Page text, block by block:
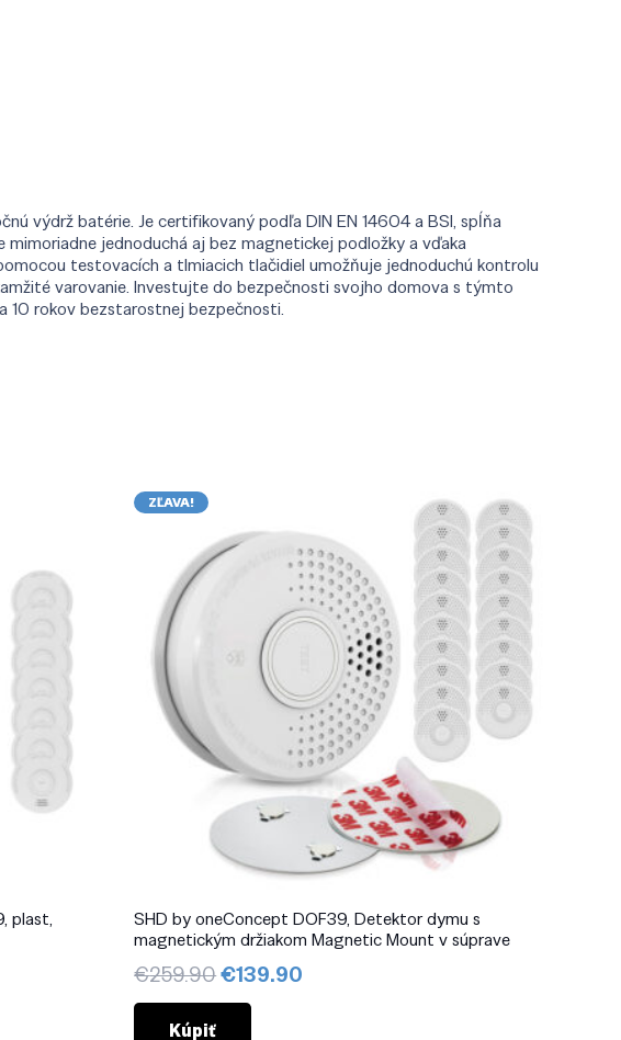
výdrž batérie. Je certifikovaný podľa DIN EN 14604 a BSI, spĺňa
jednoduchá aj bez magnetickej podložky a vďaka
testovacích a tlmiacich tlačidiel umožňuje jednoduchú kontrolu
varovanie. Investujte do bezpečnosti svojho domova s týmto
10 rokov bezstarostnej bezpečnosti.
plast,
ZĽAVA!
SHD by oneConcept DOF39, Detektor dymu s
magnetickým držiakom Magnetic Mount v súprave
€259.90Pôvodná
cena
€139.90
Kúpiť